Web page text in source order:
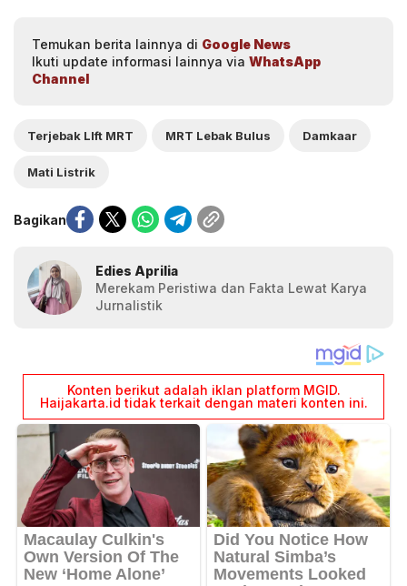
Temukan berita lainnya di Google News
Ikuti update informasi lainnya via WhatsApp
Channel
Terjebak LIft MRT MRT Lebak Bulus Damkaar
Mati Listrik
Bagikan
Edies Aprilia
Merekam Peristiwa dan Fakta Lewat Karya
Jurnalistik